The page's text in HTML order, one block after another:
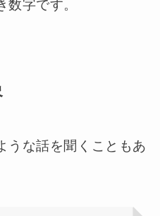
数字です。
うな話を聞くこともあ